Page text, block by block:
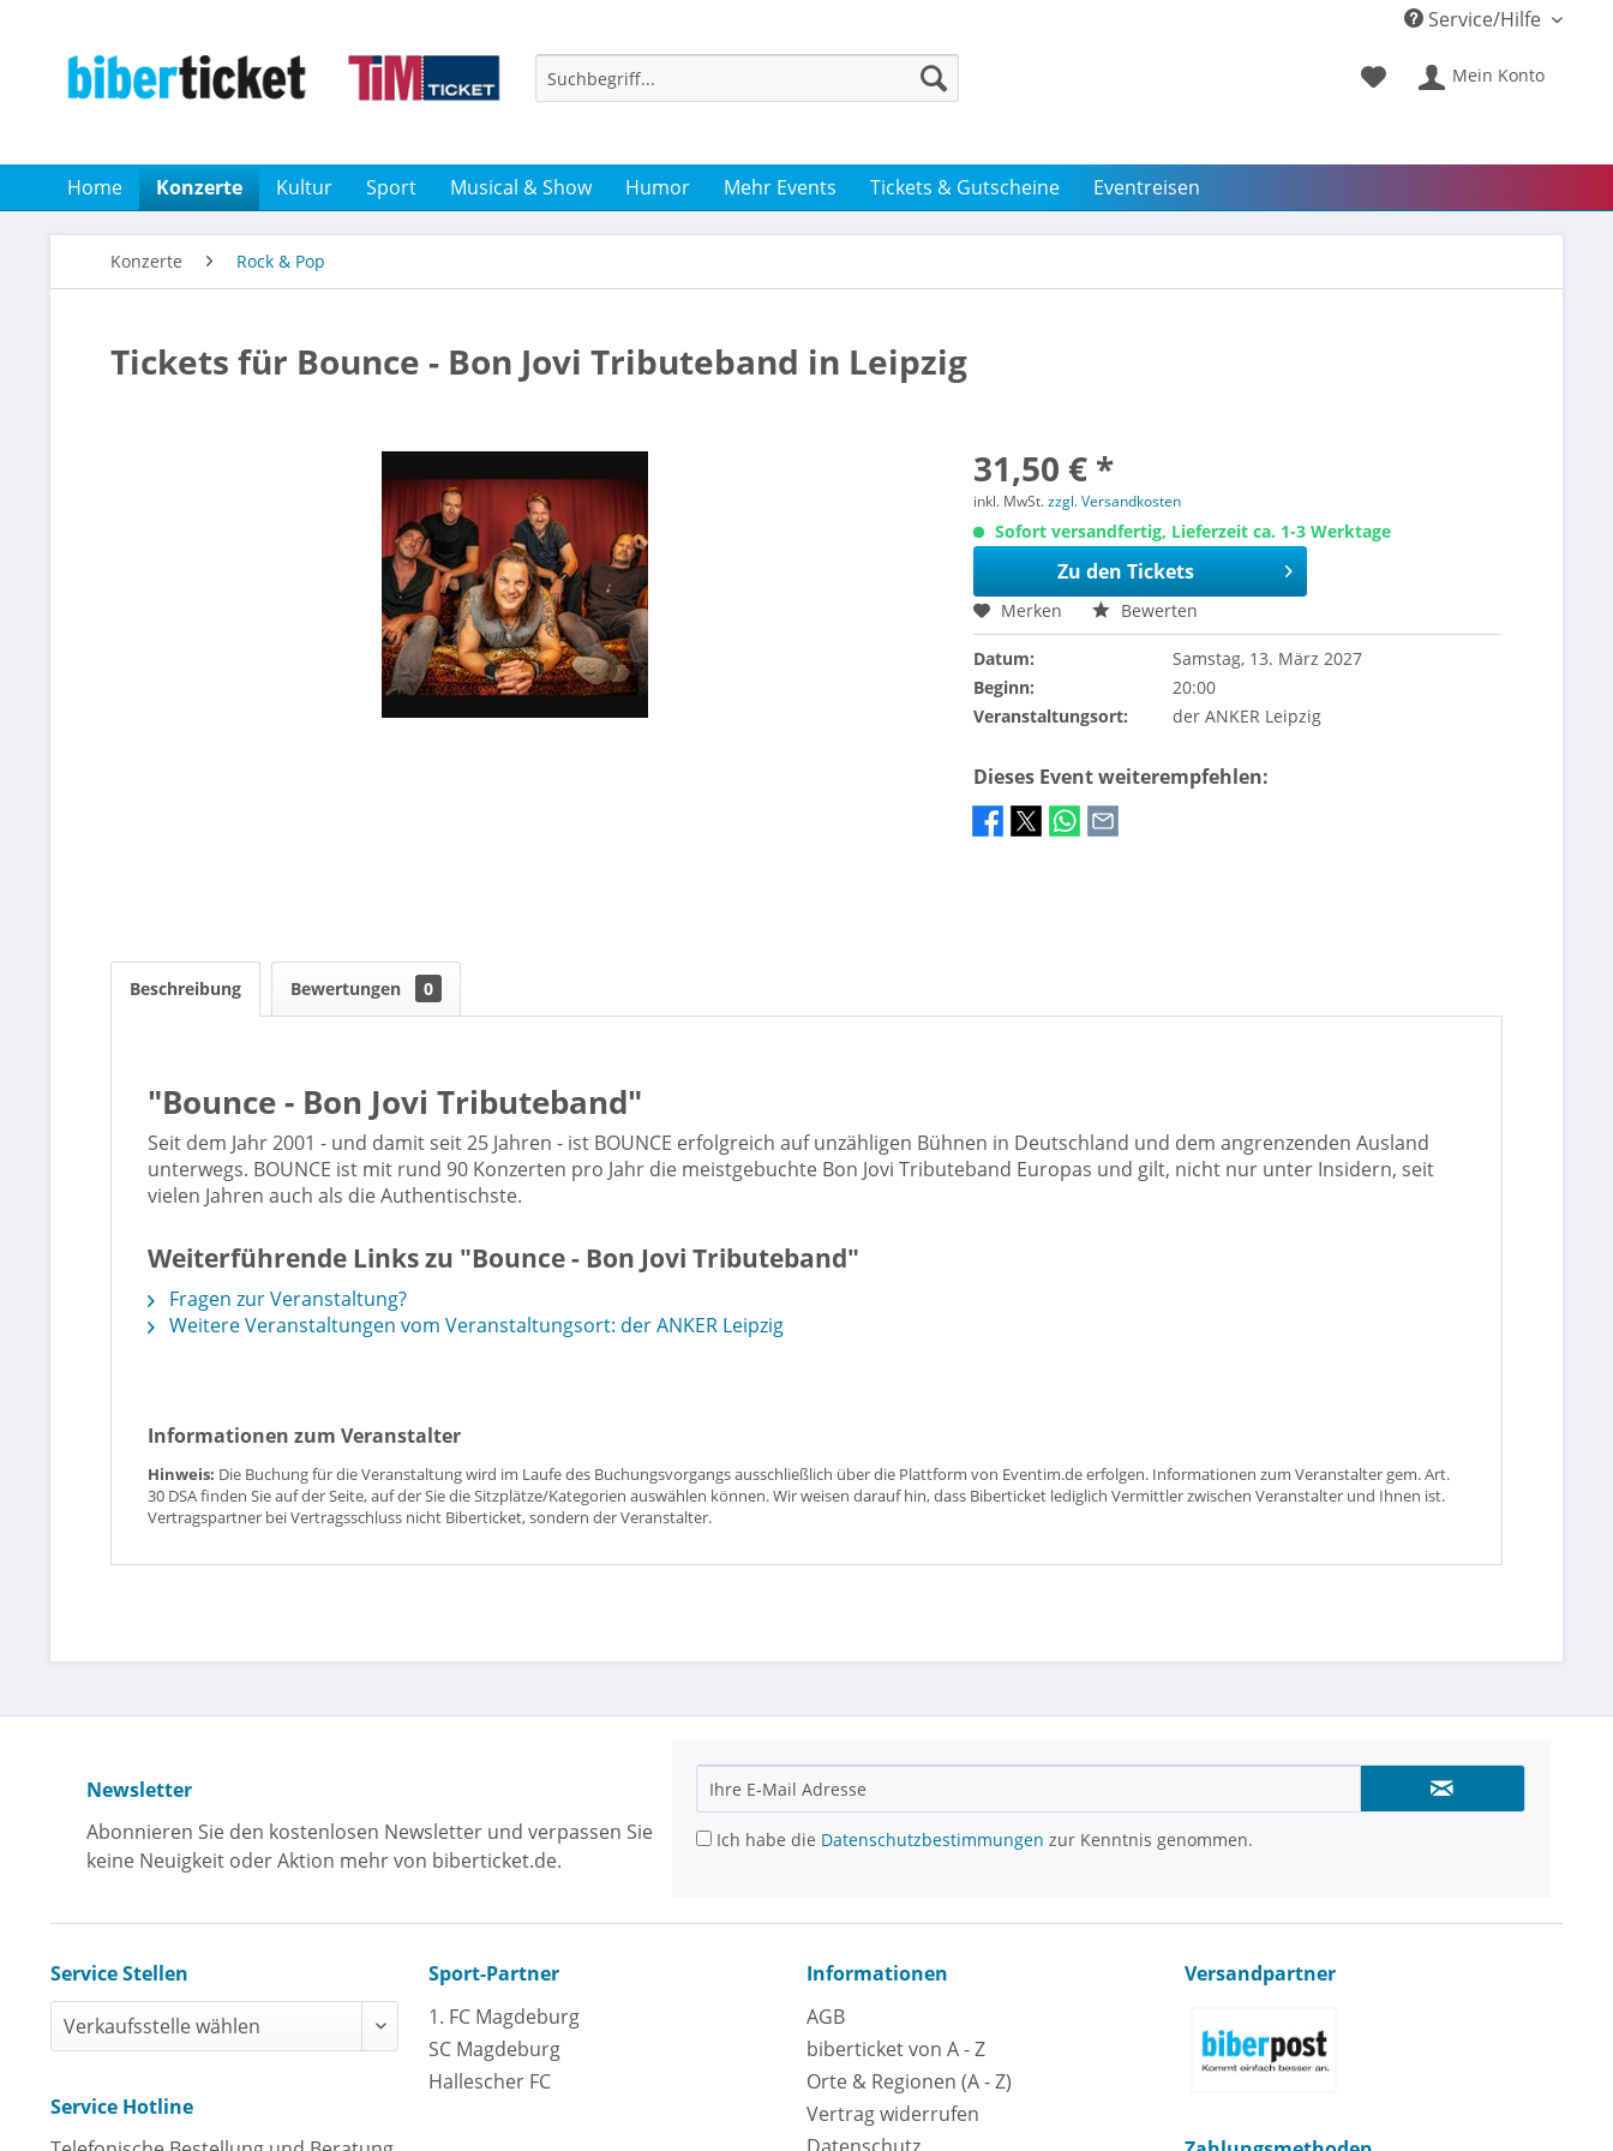
Service/Hilfe
Mein Konto
Home Konzerte Kultur Sport Musical & Show Humor Mehr Events Tickets & Gutscheine Eventreisen
Konzerte Rock & Pop
Tickets für Bounce - Bon Jovi Tributeband in Leipzig
31,50 € *
inkl. MwSt.zzgl. Versandkosten
Sofort versandfertig, Lieferzeit ca. 1-3 Werktage
Zu den Tickets
Merken Bewerten
Datum:
Samstag, 13. März 2027
Beginn:
20:00
Veranstaltungsort:
der ANKER Leipzig
Dieses Event weiterempfehlen:
Beschreibung Bewertungen 0
"Bounce - Bon Jovi Tributeband"
Seit dem Jahr 2001 - und damit seit 25 Jahren - ist BOUNCE erfolgreich auf unzähligen Bühnen in Deutschland und dem angrenzenden Ausland
unterwegs. BOUNCE ist mit rund 90 Konzerten pro Jahr die meistgebuchte Bon Jovi Tributeband Europas und gilt, nicht nur unter Insidern, seit
vielen Jahren auch als die Authentischste.
Weiterführende Links zu "Bounce - Bon Jovi Tributeband"
Fragen zur Veranstaltung?
Weitere Veranstaltungen vom Veranstaltungsort: der ANKER Leipzig
Informationen zum Veranstalter
Hinweis: Die Buchung für die Veranstaltung wird im Laufe des Buchungsvorgangs ausschließlich über die Plattform von Eventim.de erfolgen. Informationen zum Veranstalter gem. Art.
30 DSA finden Sie auf der Seite, auf der Sie die Sitzplätze/Kategorien auswählen können. Wir weisen darauf hin, dass Biberticket lediglich Vermittler zwischen Veranstalter und Ihnen ist.
Vertragspartner bei Vertragsschluss nicht Biberticket, sondern der Veranstalter.
Newsletter
Abonnieren Sie den kostenlosen Newsletter und verpassen Sie
keine Neuigkeit oder Aktion mehr von biberticket.de.
Ich habe die Datenschutzbestimmungen zur Kenntnis genommen.
Service Stellen
Service Hotline
Sport-Partner
1. FC Magdeburg
SC Magdeburg
Hallescher FC
Informationen
AGB
biberticket von A - Z
Orte & Regionen (A - Z)
Vertrag widerrufen
Versandpartner